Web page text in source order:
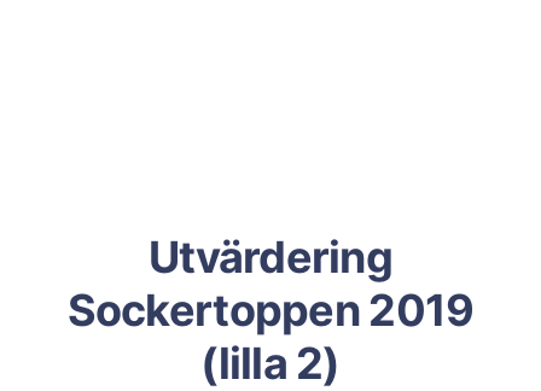
Utvärdering
Sockertoppen 2019
(lilla 2)